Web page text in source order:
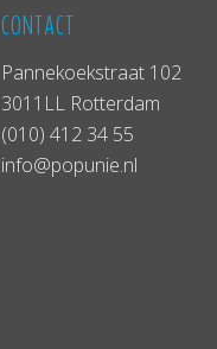
CONTACT
Pannekoekstraat 102
3011LL Rotterdam
(010) 412 34 55
info@popunie.nl